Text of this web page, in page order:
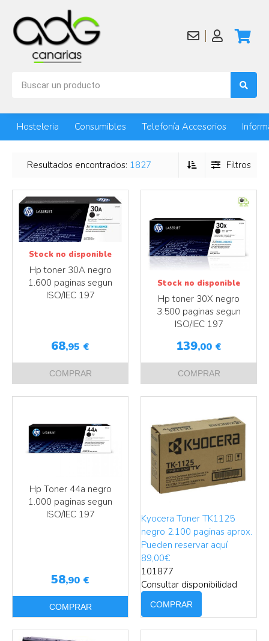
Hosteleria Consumibles Telefonía Accesorios
Resultados encontrados: 1827 Filtros
Hp toner 30A negro
1.600 paginas segun
ISO/IEC 197
68,95 €
Stock no disponible
COMPRAR
Hp toner 30X negro
3.500 paginas segun
ISO/IEC 197
139,00 €
Stock no disponible
COMPRAR
Hp Toner 44a negro
1.000 paginas segun
ISO/IEC 197
58,90 €
COMPRAR
Kyocera Toner TK1125
negro 2.100 paginas aprox.
Pueden reservar aquí
89,00€
101877
Consultar disponibilidad
COMPRAR
Más info
Más info
Más info
Más info